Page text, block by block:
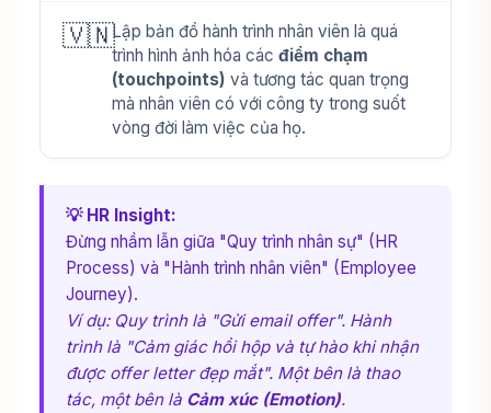
🇻🇳Lập bản đồ hành trình nhân viên là quá
trình hình ảnh hóa các điểm chạm
(touchpoints) và tương tác quan trọng
mà nhân viên có với công ty trong suốt
vòng đời làm việc của họ.
💡 HR Insight:
Đừng nhầm lẫn giữa "Quy trình nhân sự" (HR
Process) và "Hành trình nhân viên" (Employee
Journey).
Ví dụ: Quy trình là "Gửi email offer". Hành
trình là "Cảm giác hồi hộp và tự hào khi nhận
được offer letter đẹp mắt". Một bên là thao
tác, một bên là Cảm xúc (Emotion).